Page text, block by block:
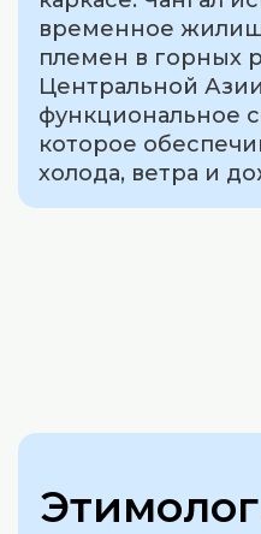
временное
племен в горных
Центральной
функциональное
которое
холода, ветра и